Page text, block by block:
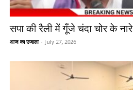
सपा की रैली में गूँजे चंदा चोर के नारे
आज का उजाला - July 27, 2026